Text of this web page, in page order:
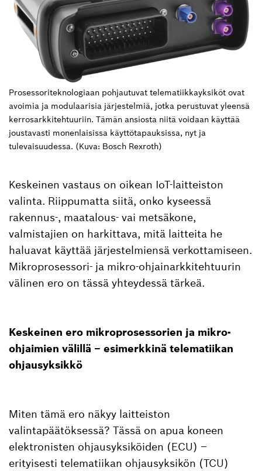
Prosessoriteknologiaan pohjautuvat telematiikkayksiköt ovat
avoimia ja modulaarisia järjestelmiä, jotka perustuvat yleensä
kerrosarkkitehtuuriin. Tämän ansiosta niitä voidaan käyttää
joustavasti monenlaisissa käyttötapauksissa, nyt ja
tulevaisuudessa. (Kuva: Bosch Rexroth)
Keskeinen vastaus on oikean IoT-laitteiston
valinta. Riippumatta siitä, onko kyseessä
rakennus-, maatalous- vai metsäkone,
valmistajien on harkittava, mitä laitteita he
haluavat käyttää järjestelmiensä verkottamiseen.
Mikroprosessori- ja mikro-ohjainarkkitehtuurin
välinen ero on tässä yhteydessä tärkeä.
Keskeinen ero mikroprosessorien ja mikro-
ohjaimien välillä – esimerkkinä telematiikan
ohjausyksikkö
Miten tämä ero näkyy laitteiston
valintapäätöksessä? Tässä on apua koneen
elektronisten ohjausyksiköiden (ECU) –
erityisesti telematiikan ohjausyksikön (TCU)